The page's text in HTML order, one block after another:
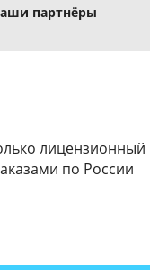
партнёры
лицензионный
по России